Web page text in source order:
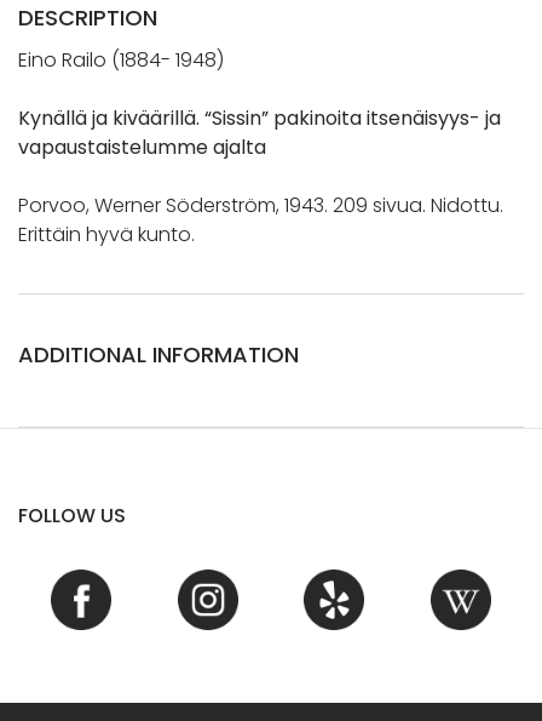
DESCRIPTION
Eino Railo (1884- 1948)
Kynällä ja kiväärillä. “Sissin” pakinoita itsenäisyys- ja
vapaustaistelumme ajalta
Porvoo, Werner Söderström, 1943. 209 sivua. Nidottu.
Erittäin hyvä kunto.
ADDITIONAL INFORMATION
FOLLOW US